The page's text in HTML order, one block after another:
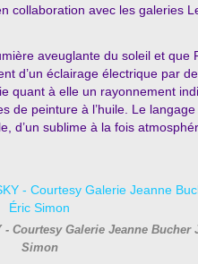
collaboration avec les galeries
aveuglante du soleil et que
d’un éclairage électrique par
quant à elle un rayonnement
de peinture à l’huile. Le
d’un sublime à la fois
Courtesy Galerie Jeanne
Simon